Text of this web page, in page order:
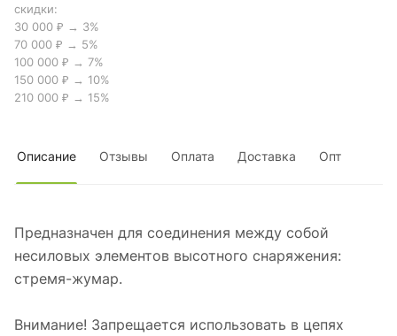
скидки:
30 000 ₽ → 3%
70 000 ₽ → 5%
100 000 ₽ → 7%
150 000 ₽ → 10%
210 000 ₽ → 15%
Описание Отзывы Оплата Доставка Опт
Предназначен для соединения между собой
несиловых элементов высотного снаряжения:
стремя-жумар.
Внимание! Запрещается использовать в цепях